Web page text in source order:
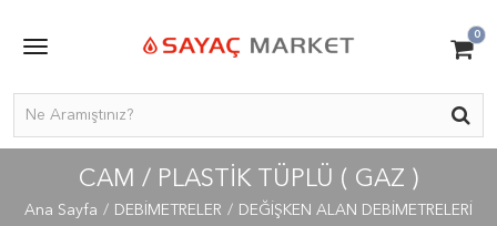
0
CAM / PLASTİK TÜPLÜ ( GAZ )
Ana Sayfa DEBİMETRELER DEĞİŞKEN ALAN DEBİMETRELERİ